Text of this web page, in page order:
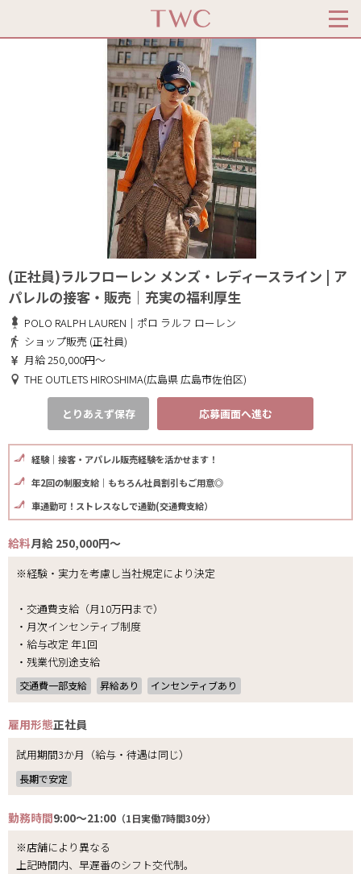
(正社員)ラルフローレン メンズ・レディースライン | ア
パレルの接客・販売｜充実の福利厚生
POLO RALPH LAUREN｜ポロ ラルフ ローレン
ショップ販売 (正社員)
月給 250,000円～
THE OUTLETS HIROSHIMA(広島県 広島市佐伯区)
とりあえず保存 応募画面へ進む
経験｜接客・アパレル販売経験を活かせます！
年2回の制服支給｜もちろん社員割引もご用意◎
車通勤可！ストレスなしで通勤(交通費支給）
給料月給 250,000円～
※経験・実力を考慮し当社規定により決定
・交通費支給（月10万円まで）
・月次インセンティブ制度
・給与改定 年1回
・残業代別途支給
交通費一部支給 昇給あり インセンティブあり
雇用形態正社員
試用期間3か月（給与・待遇は同じ）
長期で安定
勤務時間9:00～21:00 （1日実働7時間30分）
※店舗により異なる
上記時間内、早遅番のシフト交代制。